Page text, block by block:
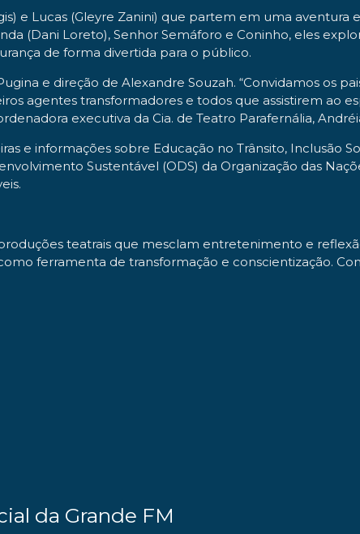
e Lucas (Gleyre Zanini) que partem em uma aventura
(Dani Loreto), Senhor Semáforo e Coninho, eles
de forma divertida para o público.
e direção de Alexandre Souzah. “Convidamos os
agentes transformadores e todos que assistirem ao
executiva da Cia. de Teatro Parafernália,
e informações sobre Educação no Trânsito, Inclusão
Sustentável (ODS) da Organização das
teatrais que mesclam entretenimento e
ferramenta de transformação e conscientização.
da Grande FM